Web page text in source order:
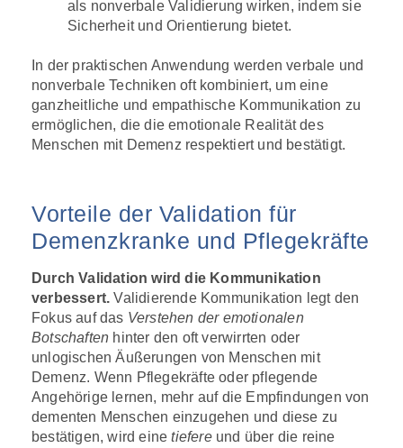
als nonverbale Validierung wirken, indem sie
Sicherheit und Orientierung bietet.
In der praktischen Anwendung werden verbale und
nonverbale Techniken oft kombiniert, um eine
ganzheitliche und empathische Kommunikation zu
ermöglichen, die die emotionale Realität des
Menschen mit Demenz respektiert und bestätigt.
Vorteile der Validation für
Demenzkranke und Pflegekräfte
Durch Validation wird die Kommunikation
verbessert. Validierende Kommunikation legt den
Fokus auf das Verstehen der emotionalen
Botschaften hinter den oft verwirrten oder
unlogischen Äußerungen von Menschen mit
Demenz. Wenn Pflegekräfte oder pflegende
Angehörige lernen, mehr auf die Empfindungen von
dementen Menschen einzugehen und diese zu
bestätigen, wird eine tiefereund über die reine